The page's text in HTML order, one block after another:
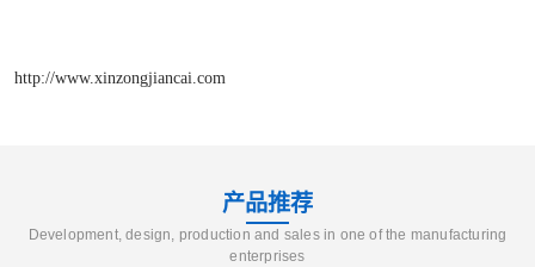
http://www.xinzongjiancai.com
产品推荐
Development, design, production and sales in one of the manufacturing
enterprises